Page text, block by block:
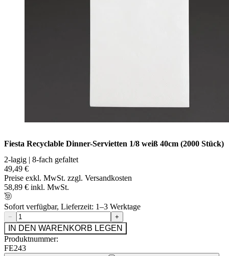
Fiesta Recyclable Dinner-Servietten 1/8 weiß 40cm (2000 Stück)
2-lagig | 8-fach gefaltet
49,49 €
Preise exkl. MwSt. zzgl. Versandkosten
58,89 € inkl. MwSt.
Sofort verfügbar, Lieferzeit: 1–3 Werktage
− +
IN DEN WARENKORB LEGEN
Produktnummer:
FE243